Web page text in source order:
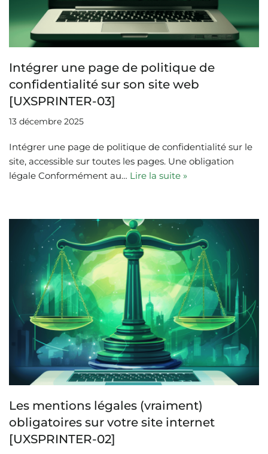
Intégrer une page de politique de
confidentialité sur son site web
[UXSPRINTER-03]
13 décembre 2025
Intégrer une page de politique de confidentialité sur le
site, accessible sur toutes les pages. Une obligation
légale Conformément au… Lire la suite »
Les mentions légales (vraiment)
obligatoires sur votre site internet
[UXSPRINTER-02]